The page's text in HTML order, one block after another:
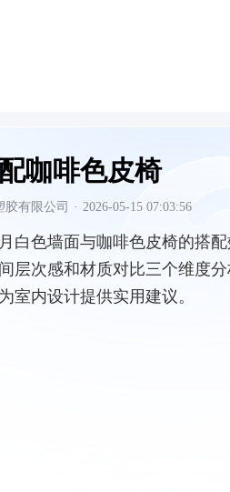
咖啡色皮椅
有限公司 · 2026-05-15 07:03:56
白色墙面与咖啡色皮椅的搭
层次感和材质对比三个维度
室内设计提供实用建议。